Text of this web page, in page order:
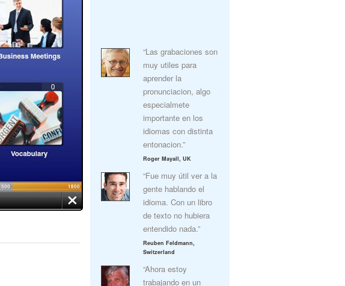
“Las grabaciones son
muy utiles para
aprender la
pronunciacion, algo
especialmete
importante en los
idiomas con distinta
entonacion.”
Roger Mayall, UK
“Fue muy útil ver a la
gente hablando el
idioma. Con un libro
de texto no hubiera
entendido nada.”
Reuben Feldmann,
Switzerland
“Ahora estoy
trabajando en un